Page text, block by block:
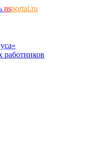
nsportal.ru
работников